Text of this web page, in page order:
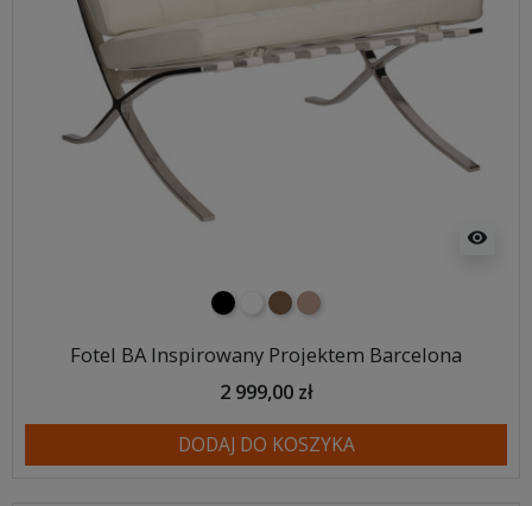
visibility
czarnybiałybrązowyjasnobrązowy
Fotel BA Inspirowany Projektem Barcelona
2 999,00 zł
DODAJ DO KOSZYKA